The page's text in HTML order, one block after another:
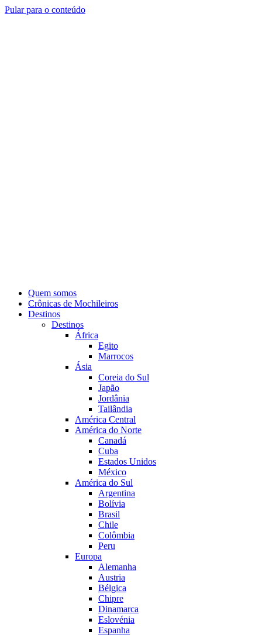
Pular para o conteúdo
Quem somos
Crônicas de Mochileiros
Destinos
Destinos
África
Egito
Marrocos
Ásia
Coreia do Sul
Japão
Jordânia
Tailândia
América Central
América do Norte
Canadá
Cuba
Estados Unidos
México
América do Sul
Argentina
Bolívia
Brasil
Chile
Colômbia
Peru
Europa
Alemanha
Austria
Bélgica
Chipre
Dinamarca
Eslovénia
Espanha